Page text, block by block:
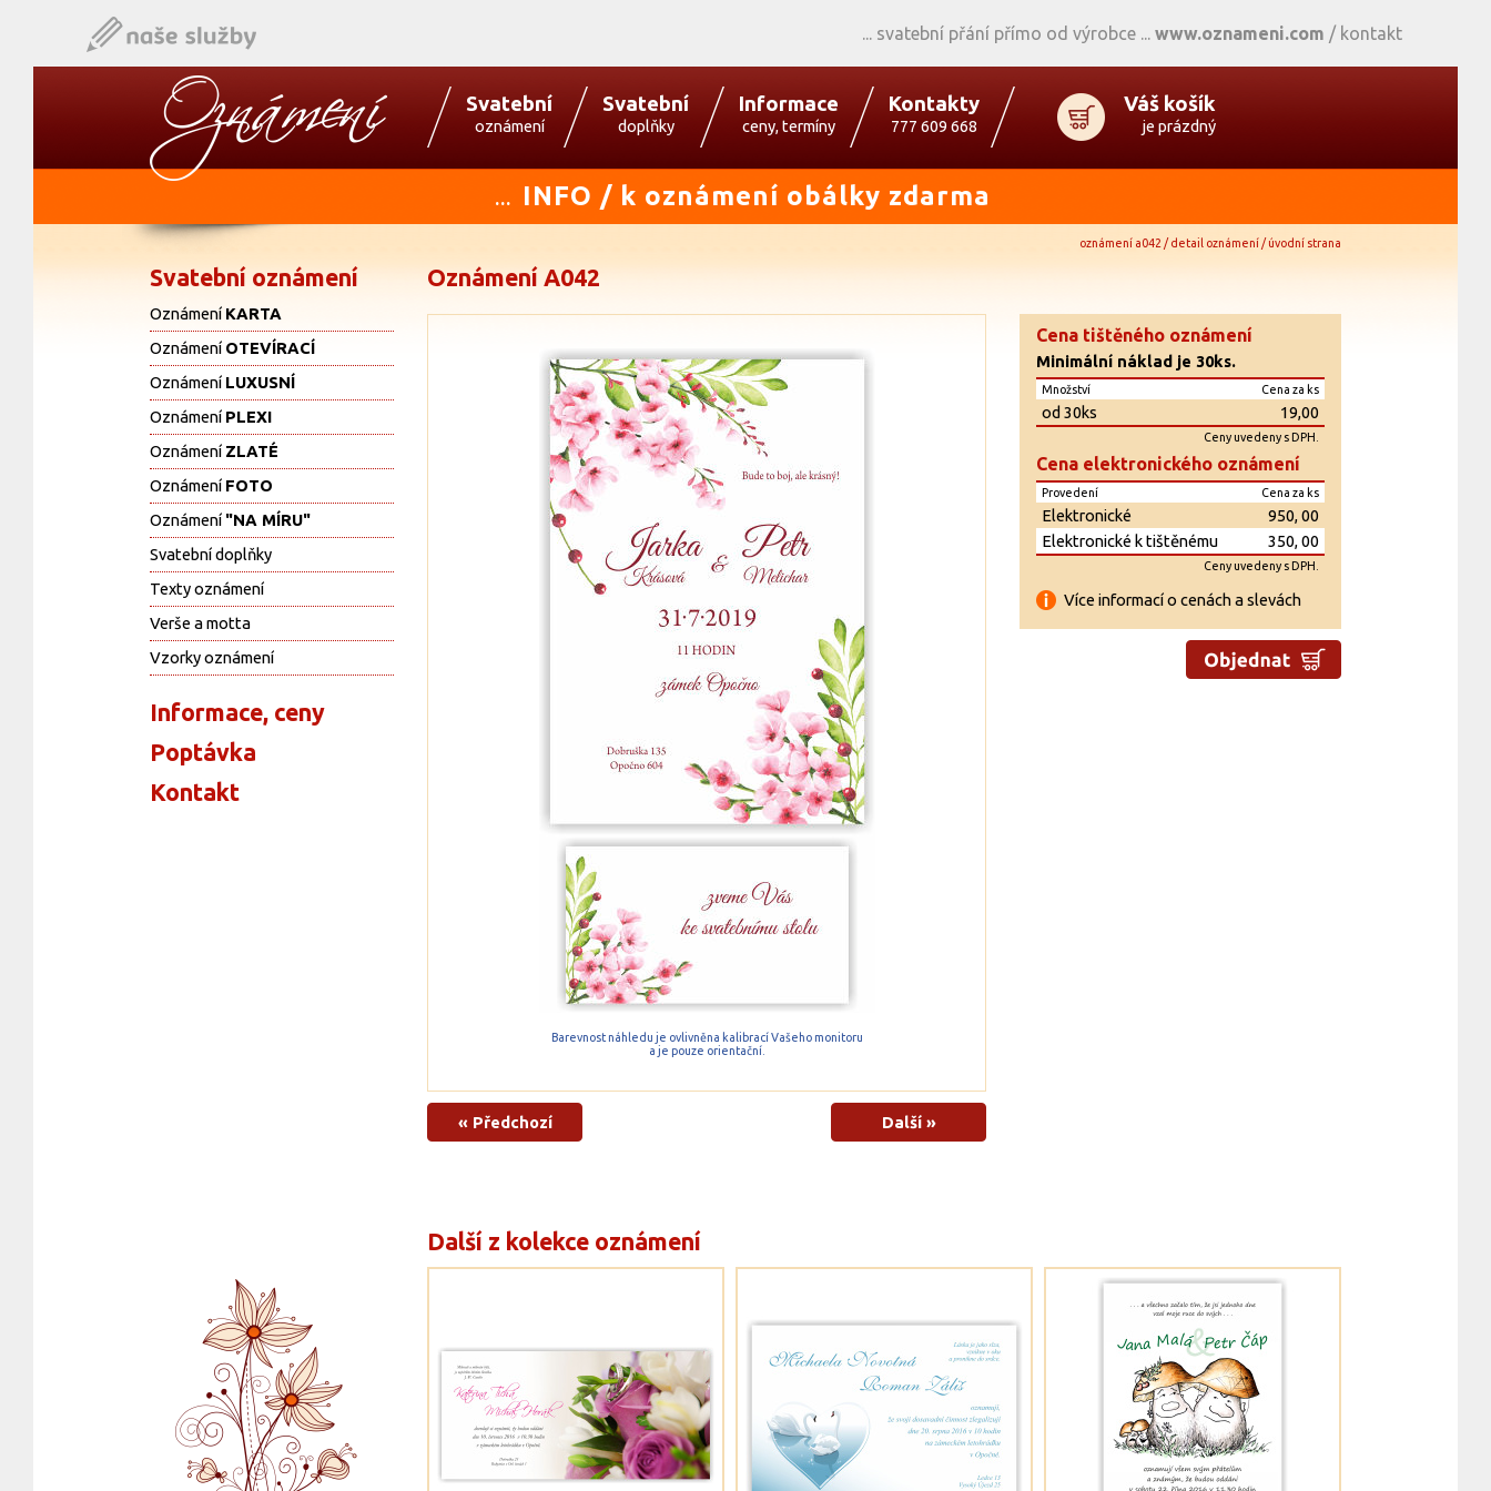
svatební přání přímo od výrobce www.oznameni.com / kontakt
Svatební
oznámení
Svatební
doplňky
Informace
ceny, termíny
Kontakty
777 609 668
Váš košík
je prázdný
... INFO / k oznámení obálky zdarma
oznámení a042 / detail oznámení / úvodní strana
Svatební oznámení
Oznámení KARTA
Oznámení OTEVÍRACÍ
Oznámení LUXUSNÍ
Oznámení PLEXI
Oznámení ZLATÉ
Oznámení FOTO
Oznámení "NA MÍRU"
Svatební doplňky
Texty oznámení
Verše a motta
Vzorky oznámení
Informace, ceny
Poptávka
Kontakt
Oznámení A042
Barevnost náhledu je ovlivněna kalibrací Vašeho monitoru
a je pouze orientační.
« Předchozí Další »
Cena tištěného oznámení
Minimální náklad je 30ks.
Množství Cena za ks
od 30ks 19,00
Ceny uvedeny s DPH.
Cena elektronického oznámení
Provedení Cena za ks
Elektronické
950, 00
Elektronické k tištěnému
350, 00
Ceny uvedeny s DPH.
Více informací o cenách a slevách
Další z kolekce oznámení